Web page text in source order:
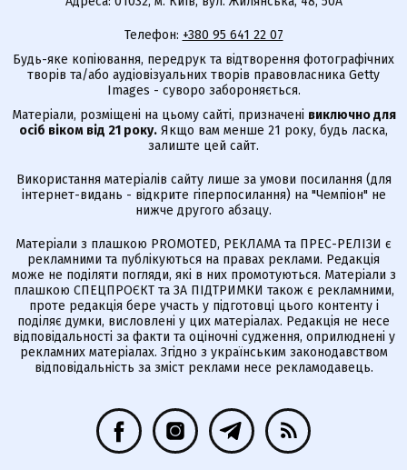
Телефон: +380 95 641 22 07
Будь-яке копіювання, передрук та відтворення фотографічних
творів та/або аудіовізуальних творів правовласника Getty
Images - суворо забороняється.
Матеріали, розміщені на цьому сайті, призначені виключно для
осіб віком від 21 року. Якщо вам менше 21 року, будь ласка,
залиште цей сайт.
Використання матеріалів сайту лише за умови посилання (для
інтернет-видань - відкрите гіперпосилання) на "Чемпіон" не
нижче другого абзацу.
Матеріали з плашкою PROMOTED, РЕКЛАМА та ПРЕС-РЕЛІЗИ є
рекламними та публікуються на правах реклами. Редакція
може не поділяти погляди, які в них промотуються. Матеріали з
плашкою СПЕЦПРОЄКТ та ЗА ПІДТРИМКИ також є рекламними,
проте редакція бере участь у підготовці цього контенту і
поділяє думки, висловлені у цих матеріалах. Редакція не несе
відповідальності за факти та оціночні судження, оприлюднені у
рекламних матеріалах. Згідно з українським законодавством
відповідальність за зміст реклами несе рекламодавець.